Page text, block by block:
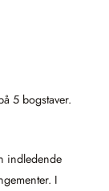
5 bogstaver.
indledende
I